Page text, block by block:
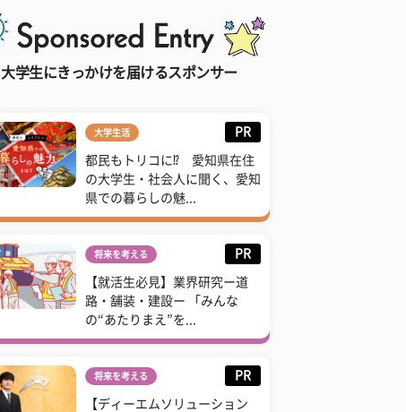
大学生にきっかけを届けるスポンサー
大学生活 PR
都民もトリコに⁉ 愛知県在住
の大学生・社会人に聞く、愛知
県での暮らしの魅...
将来を考える PR
【就活生必見】業界研究ー道
路・舗装・建設ー 「みんな
の“あたりまえ”を...
将来を考える PR
【ディーエムソリューション